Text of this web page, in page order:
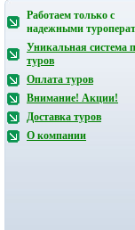
Работаем только с
надежными
Уникальная система
туров
Оплата туров
Внимание! Акции!
Доставка туров
О компании